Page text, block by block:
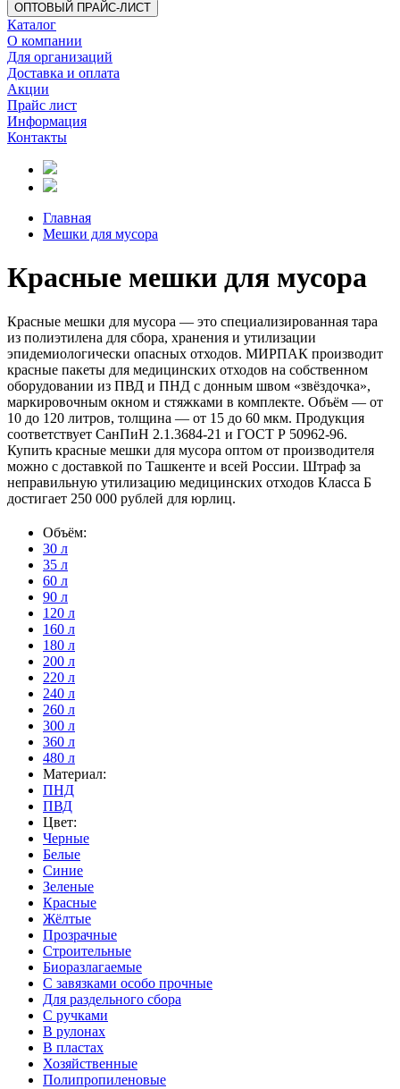
ОПТОВЫЙ ПРАЙС-ЛИСТ
Каталог
О компании
Для организаций
Доставка и оплата
Акции
Прайс лист
Информация
Контакты
Главная
Мешки для мусора
Красные мешки для мусора
Красные мешки для мусора — это специализированная тара
из полиэтилена для сбора, хранения и утилизации
эпидемиологически опасных отходов. МИРПАК производит
красные пакеты для медицинских отходов на собственном
оборудовании из ПВД и ПНД с донным швом «звёздочка»,
маркировочным окном и стяжками в комплекте. Объём — от
10 до 120 литров, толщина — от 15 до 60 мкм. Продукция
соответствует СанПиН 2.1.3684-21 и ГОСТ Р 50962-96.
Купить красные мешки для мусора оптом от производителя
можно с доставкой по Ташкенте и всей России. Штраф за
неправильную утилизацию медицинских отходов Класса Б
достигает 250 000 рублей для юрлиц.
Объём:
30 л
35 л
60 л
90 л
120 л
160 л
180 л
200 л
220 л
240 л
260 л
300 л
360 л
480 л
Материал:
ПНД
ПВД
Цвет:
Черные
Белые
Синие
Зеленые
Красные
Жёлтые
Прозрачные
Строительные
Биоразлагаемые
С завязками особо прочные
Для раздельного сбора
С ручками
В рулонах
В пластах
Хозяйственные
Полипропиленовые